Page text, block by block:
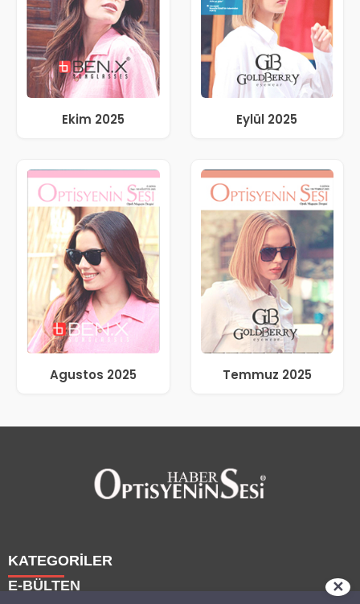
Ekim 2025 Eylül 2025
Agustos 2025 Temmuz 2025
KATEGORİLER
E-BÜLTEN ✕